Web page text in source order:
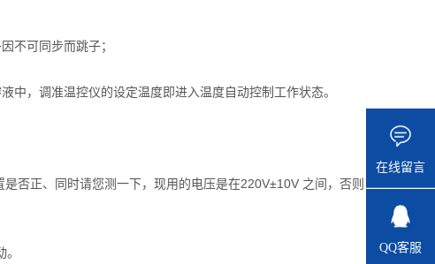
因不可同步而跳子；
，调准温控仪的设定温度即进入温度自动控制工作状态。
否正、同时请您测一下，现用的电压是在220V±10V 之间，否则
在线留言
QQ客服